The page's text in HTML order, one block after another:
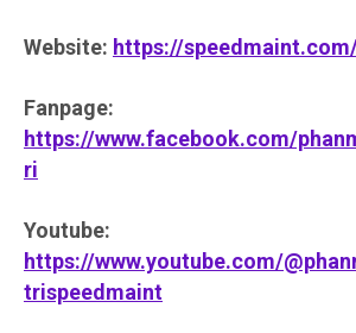
Website: https://
Fanpage:
https://www.facebook.com/
ri
Youtube:
https://www.youtube.com/
trispeedmaint